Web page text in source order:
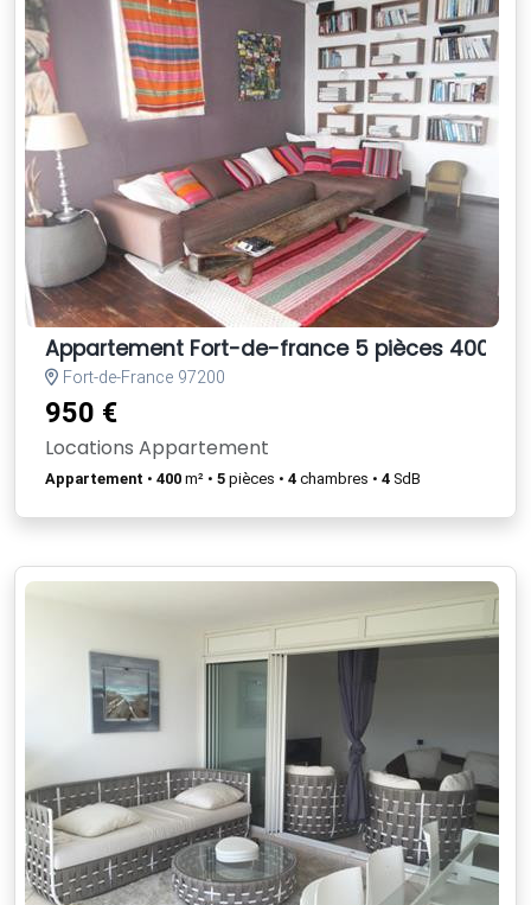
Appartement Fort-de-france 5 pièces 400 m2
Fort-de-France 97200
950 €
Locations Appartement
Appartement • 400 m² • 5 pièces • 4 chambres • 4 SdB